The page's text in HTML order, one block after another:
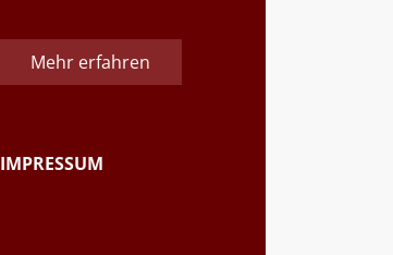
Mehr erfahren
IMPRESSUM